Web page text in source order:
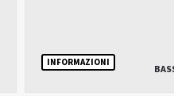
INFORMAZIONI